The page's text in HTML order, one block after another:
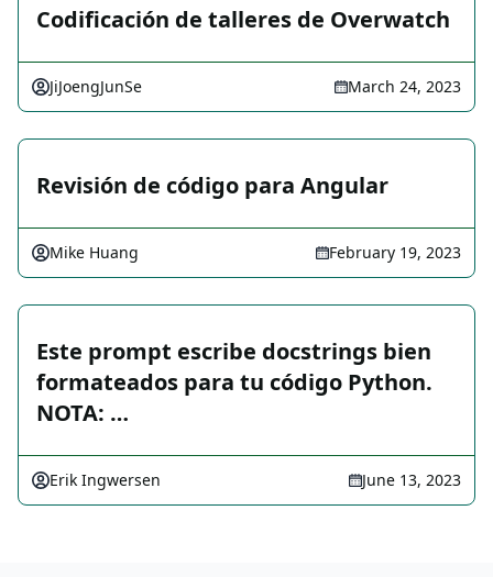
Codificación de talleres de Overwatch
JiJoengJunSe March 24, 2023
Revisión de código para Angular
Mike Huang February 19, 2023
Este prompt escribe docstrings bien
formateados para tu código Python.
NOTA: …
Erik Ingwersen June 13, 2023